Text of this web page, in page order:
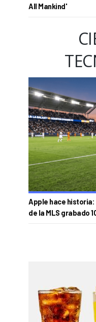
All Mankind'
Apple hace
de la MLS grabado